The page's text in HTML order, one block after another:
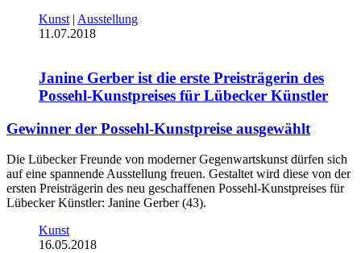
Kunst | Ausstellung
11.07.2018
Janine Gerber ist die erste Preisträgerin des
Possehl-Kunstpreises für Lübecker Künstler
Gewinner der Possehl-Kunstpreise ausgewählt
Die Lübecker Freunde von moderner Gegenwartskunst dürfen sich
auf eine spannende Ausstellung freuen. Gestaltet wird diese von der
ersten Preisträgerin des neu geschaffenen Possehl-Kunstpreises für
Lübecker Künstler: Janine Gerber (43).
Kunst
16.05.2018